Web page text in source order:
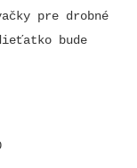
pre drobné
bude